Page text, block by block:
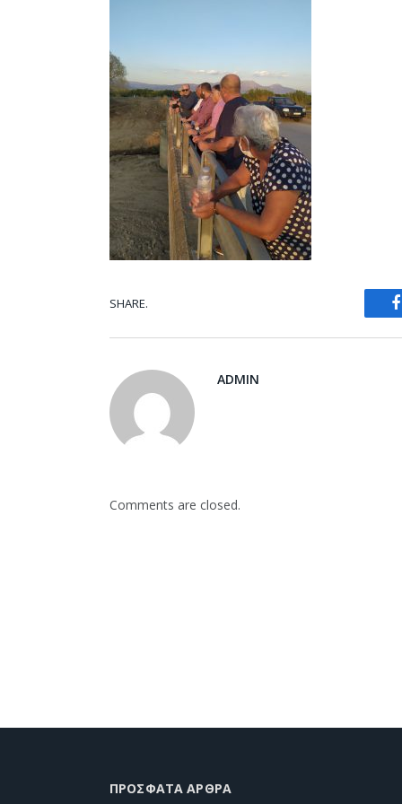
SHARE.
ADMIN
Comments are closed.
ΠΡΌΣΦΑΤΑ ΆΡΘΡΑ